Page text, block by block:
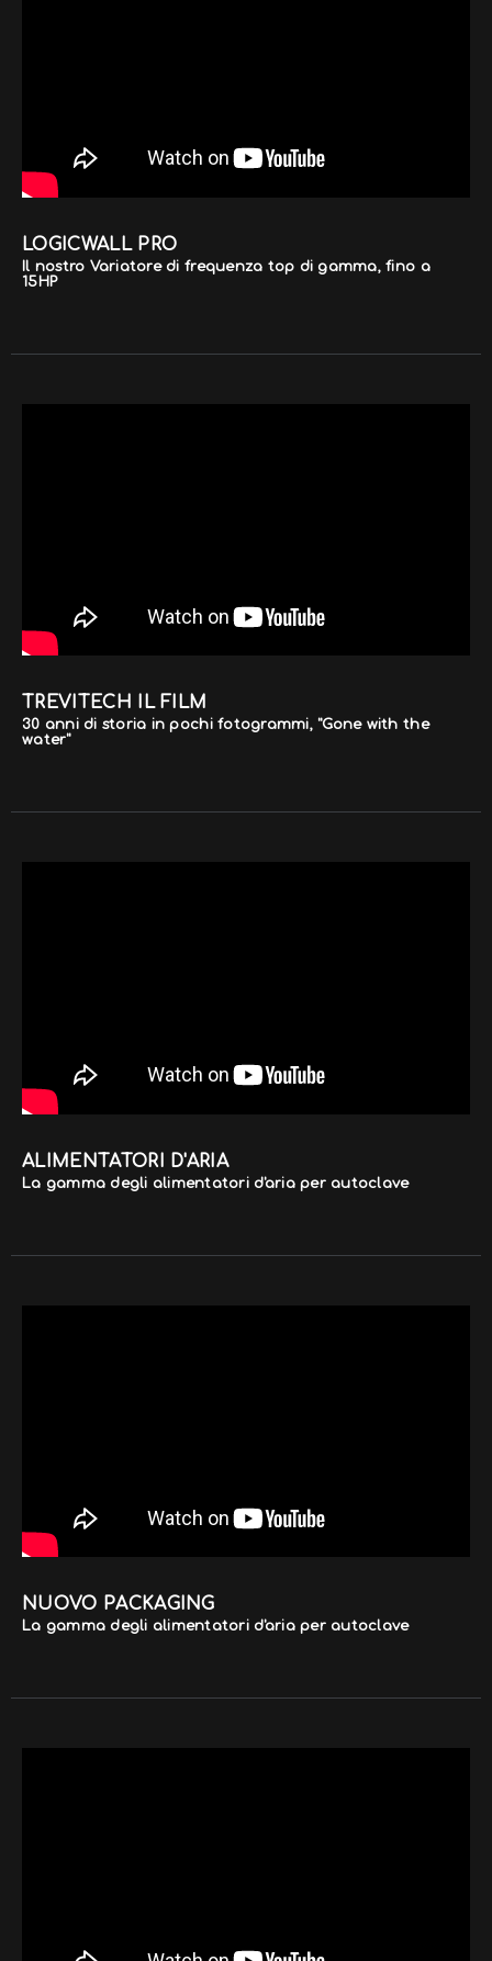
LOGICWALL PRO
Il nostro Variatore di frequenza top di gamma, fino a
15HP
TREVITECH IL FILM
30 anni di storia in pochi fotogrammi, "Gone with the
water"
ALIMENTATORI D'ARIA
La gamma degli alimentatori d'aria per autoclave
NUOVO PACKAGING
La gamma degli alimentatori d'aria per autoclave